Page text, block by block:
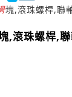
塊,滾珠螺桿,聯
,滾珠螺桿,